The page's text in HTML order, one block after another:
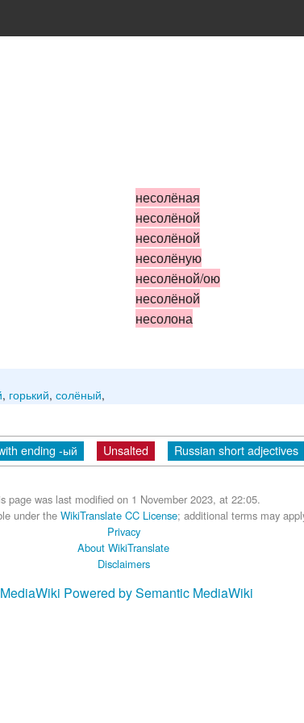
несолёная
несолёной
несолёной
несолёную
несолёной/ою
несолёной
несолона
горький ,солёный
ending -ый Unsalted Russian short adjectives
page was last modified on 1 November 2023, at 22:05.
under the WikiTranslate CC License; additional terms may
Privacy
About WikiTranslate
Disclaimers
MediaWiki Powered by Semantic MediaWiki